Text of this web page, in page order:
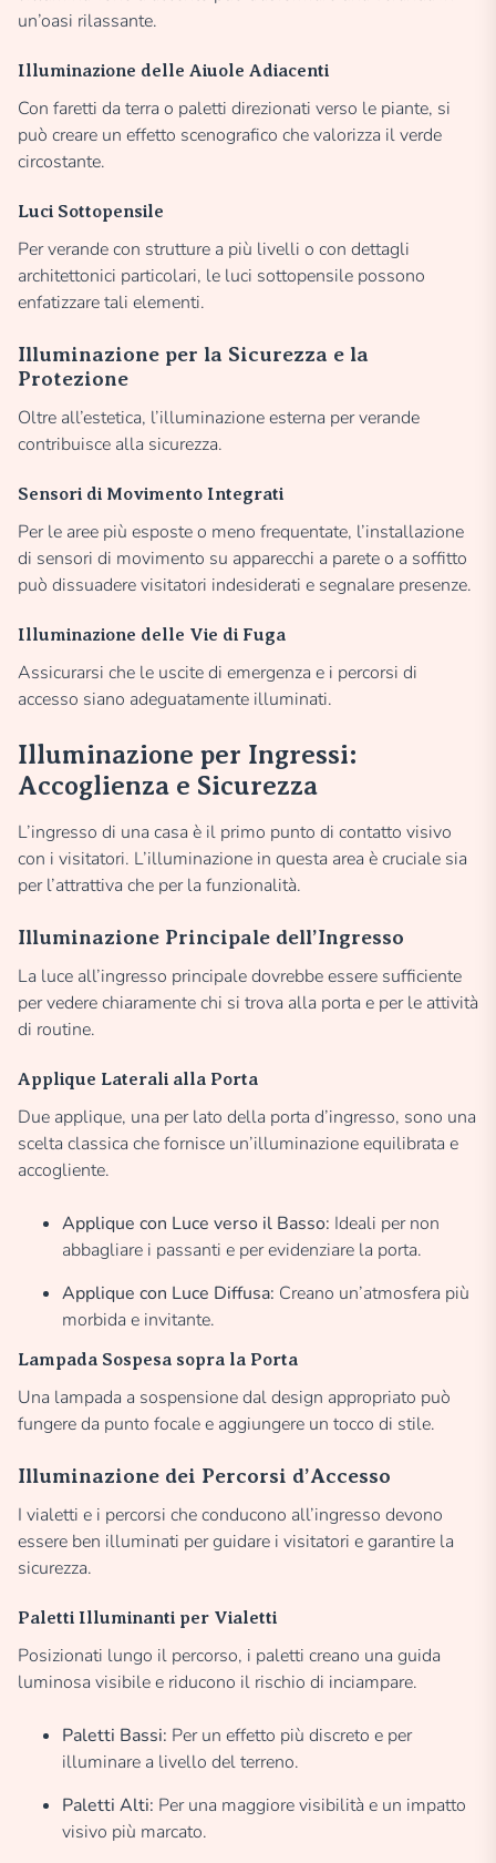
un’oasi rilassante.
Illuminazione delle Aiuole Adiacenti
Con faretti da terra o paletti direzionati verso le piante, si
può creare un effetto scenografico che valorizza il verde
circostante.
Luci Sottopensile
Per verande con strutture a più livelli o con dettagli
architettonici particolari, le luci sottopensile possono
enfatizzare tali elementi.
Illuminazione per la Sicurezza e la
Protezione
Oltre all’estetica, l’illuminazione esterna per verande
contribuisce alla sicurezza.
Sensori di Movimento Integrati
Per le aree più esposte o meno frequentate, l’installazione
di sensori di movimento su apparecchi a parete o a soffitto
può dissuadere visitatori indesiderati e segnalare presenze.
Illuminazione delle Vie di Fuga
Assicurarsi che le uscite di emergenza e i percorsi di
accesso siano adeguatamente illuminati.
Illuminazione per Ingressi:
Accoglienza e Sicurezza
L’ingresso di una casa è il primo punto di contatto visivo
con i visitatori. L’illuminazione in questa area è cruciale sia
per l’attrattiva che per la funzionalità.
Illuminazione Principale dell’Ingresso
La luce all’ingresso principale dovrebbe essere sufficiente
per vedere chiaramente chi si trova alla porta e per le attività
di routine.
Applique Laterali alla Porta
Due applique, una per lato della porta d’ingresso, sono una
scelta classica che fornisce un’illuminazione equilibrata e
accogliente.
Applique con Luce verso il Basso: Ideali per non
abbagliare i passanti e per evidenziare la porta.
Applique con Luce Diffusa: Creano un’atmosfera più
morbida e invitante.
Lampada Sospesa sopra la Porta
Una lampada a sospensione dal design appropriato può
fungere da punto focale e aggiungere un tocco di stile.
Illuminazione dei Percorsi d’Accesso
I vialetti e i percorsi che conducono all’ingresso devono
essere ben illuminati per guidare i visitatori e garantire la
sicurezza.
Paletti Illuminanti per Vialetti
Posizionati lungo il percorso, i paletti creano una guida
luminosa visibile e riducono il rischio di inciampare.
Paletti Bassi: Per un effetto più discreto e per
illuminare a livello del terreno.
Paletti Alti: Per una maggiore visibilità e un impatto
visivo più marcato.